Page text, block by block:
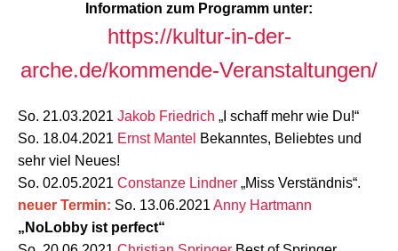
Information zum Programm unter:
https://kultur-in-der-
arche.de/kommende-Veranstaltungen/
So. 21.03.2021 Jakob Friedrich „I schaff mehr wie Du!“
So. 18.04.2021 Ernst Mantel Bekanntes, Beliebtes und
sehr viel Neues!
So. 02.05.2021 Constanze Lindner „Miss Verständnis“.
neuer Termin: So. 13.06.2021 Anny Hartmann
„NoLobby ist perfect“